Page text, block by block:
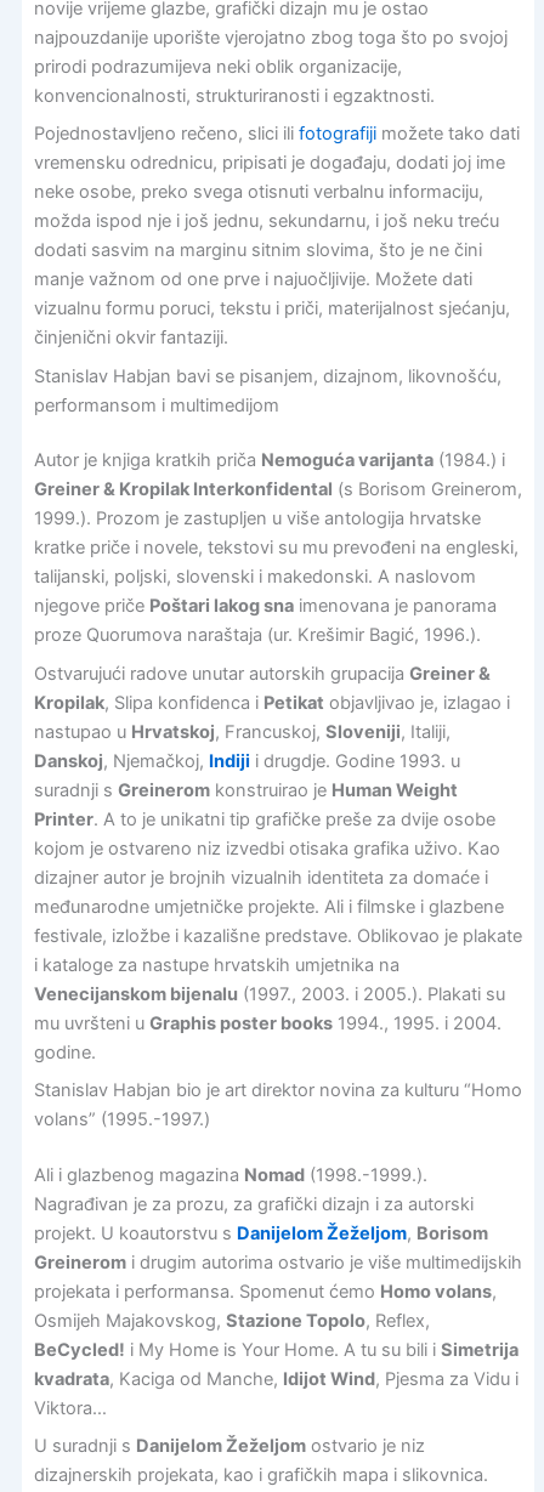
novije vrijeme glazbe, grafički dizajn mu je ostao
najpouzdanije uporište vjerojatno zbog toga što po svojoj
prirodi podrazumijeva neki oblik organizacije,
konvencionalnosti, strukturiranosti i egzaktnosti.
Pojednostavljeno rečeno, slici ili fotografijimožete tako dati
vremensku odrednicu, pripisati je događaju, dodati joj ime
neke osobe, preko svega otisnuti verbalnu informaciju,
možda ispod nje i još jednu, sekundarnu, i još neku treću
dodati sasvim na marginu sitnim slovima, što je ne čini
manje važnom od one prve i najuočljivije. Možete dati
vizualnu formu poruci, tekstu i priči, materijalnost sjećanju,
činjenični okvir fantaziji.
Stanislav Habjan bavi se pisanjem, dizajnom, likovnošću,
performansom i multimedijom
Autor je knjiga kratkih priča Nemoguća varijanta(1984.) i
Greiner & Kropilak Interkonfidental (s Borisom Greinerom,
1999.). Prozom je zastupljen u više antologija hrvatske
kratke priče i novele, tekstovi su mu prevođeni na engleski,
talijanski, poljski, slovenski i makedonski. A naslovom
njegove priče Poštari lakog snaimenovana je panorama
proze Quorumova naraštaja (ur. Krešimir Bagić, 1996.).
Ostvarujući radove unutar autorskih grupacija Greiner &
Kropilak, Slipa konfidenca i Petikat objavljivao je, izlagao i
nastupao u Hrvatskoj, Francuskoj, Sloveniji, Italiji,
Danskoj, Njemačkoj, Indiji i drugdje. Godine 1993. u
suradnji s Greineromkonstruirao je Human Weight
Printer. A to je unikatni tip grafičke preše za dvije osobe
kojom je ostvareno niz izvedbi otisaka grafika uživo. Kao
dizajner autor je brojnih vizualnih identiteta za domaće i
međunarodne umjetničke projekte. Ali i filmske i glazbene
festivale, izložbe i kazališne predstave. Oblikovao je plakate
i kataloge za nastupe hrvatskih umjetnika na
Venecijanskom bijenalu (1997., 2003. i 2005.). Plakati su
mu uvršteni u Graphis poster books1994., 1995. i 2004.
godine.
Stanislav Habjan bio je art direktor novina za kulturu “Homo
volans” (1995.-1997.)
Ali i glazbenog magazina Nomad(1998.-1999.).
Nagrađivan je za prozu, za grafički dizajn i za autorski
projekt. U koautorstvu s Danijelom Žeželjom, Borisom
Greineromi drugim autorima ostvario je više multimedijskih
projekata i performansa. Spomenut ćemo Homo volans,
Osmijeh Majakovskog, Stazione Topolo, Reflex,
BeCycled! i My Home is Your Home. A tu su bili i Simetrija
kvadrata, Kaciga od Manche, Idijot Wind, Pjesma za Vidu i
Viktora…
U suradnji s Danijelom Žeželjomostvario je niz
dizajnerskih projekata, kao i grafičkih mapa i slikovnica.